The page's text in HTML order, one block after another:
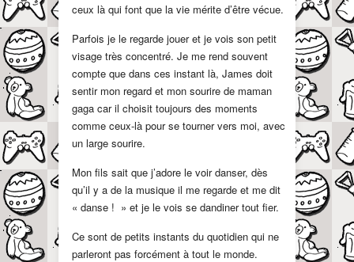
ceux là qui font que la vie mérite d’être vécue.
Parfois je le regarde jouer et je vois son petit
visage très concentré. Je me rend souvent
compte que dans ces instant là, James doit
sentir mon regard et mon sourire de maman
gaga car il choisit toujours des moments
comme ceux-là pour se tourner vers moi, avec
un large sourire.
Mon fils sait que j’adore le voir danser, dès
qu’il y a de la musique il me regarde et me dit
« danse ! » et je le vois se dandiner tout fier.
Ce sont de petits instants du quotidien qui ne
parleront pas forcément à tout le monde.